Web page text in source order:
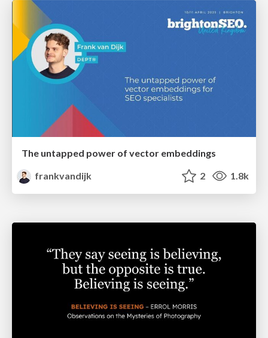
The untapped power of vector embeddings
frankvandijk
2 1.8k